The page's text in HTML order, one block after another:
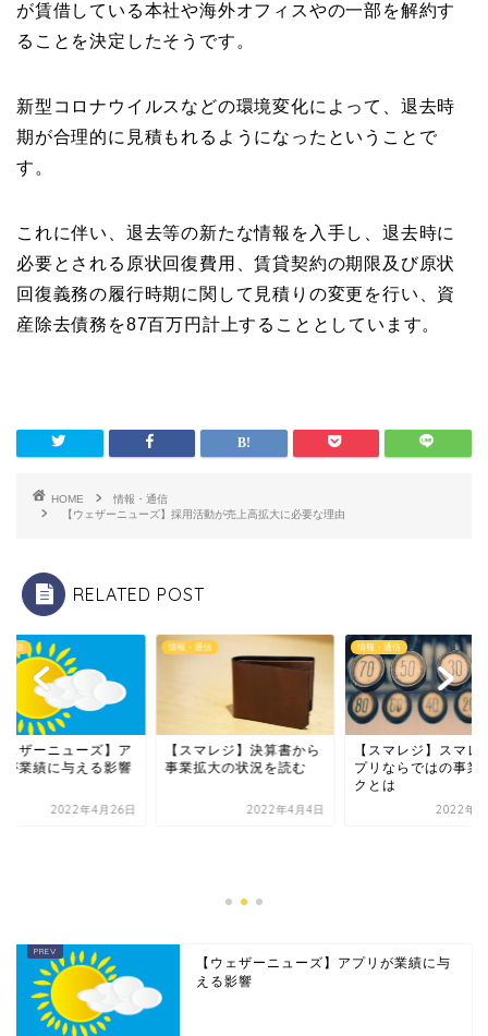
が賃借している本社や海外オフィスやの一部を解約す
ることを決定したそうです。
新型コロナウイルスなどの環境変化によって、退去時
期が合理的に見積もれるようになったということで
す。
これに伴い、退去等の新たな情報を入手し、退去時に
必要とされる原状回復費用、賃貸契約の期限及び原状
回復義務の履行時期に関して見積りの変更を行い、資
産除去債務を87百万円計上することとしています。
HOME
情報・通信
【ウェザーニューズ】採用活動が売上高拡大に必要な理由
RELATED POST
通信
ェザーニューズ】ア
が業績に与える影響
2022年4月26日
情報・通信
【スマレジ】決算書から
事業拡大の状況を読む
2022年4月4日
情報・通信
【スマレジ】スマレ
プリならではの事業
クとは
2022年4
【ウェザーニューズ】アプリが業績に与
える影響